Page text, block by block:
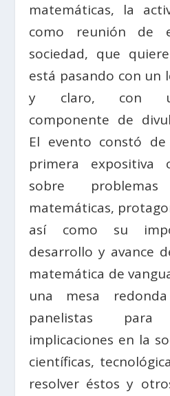
matemáticas, la
como reunión de
sociedad, que
está pasando con un
y claro, con
componente de
El evento constó
primera expositiva
sobre
matemáticas,
así como su
desarrollo y avance
matemática de
una mesa
panelistas
implicaciones en la
científicas,
resolver éstos y